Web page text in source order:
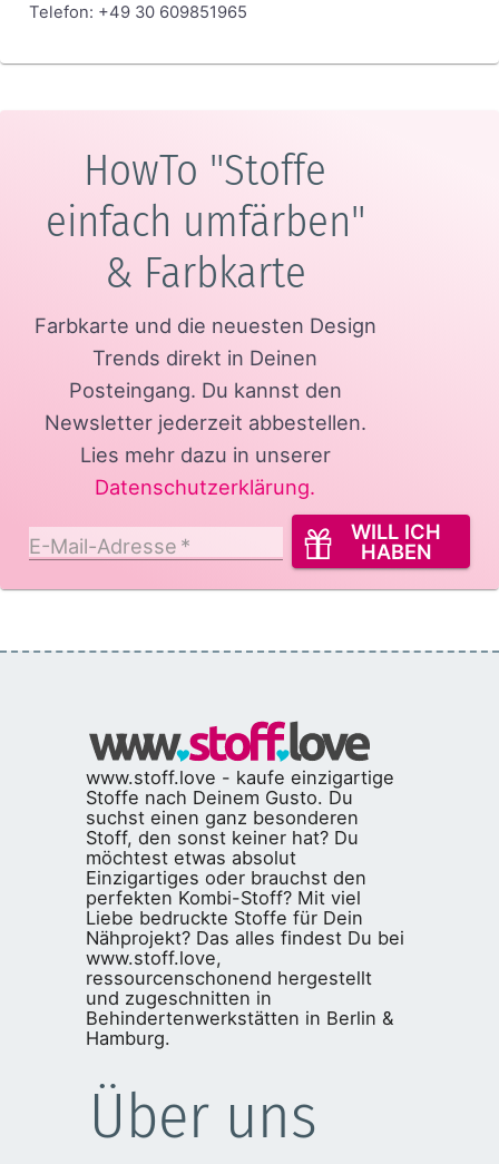
Telefon: +49 30 609851965
HowTo "Stoffe
einfach umfärben"
& Farbkarte
Farbkarte und die neuesten Design
Trends direkt in Deinen
Posteingang. Du kannst den
Newsletter jederzeit abbestellen.
Lies mehr dazu in unserer
Datenschutzerklärung.
E-Mail-Adresse *
WILL ICH
HABEN
www.stoff.love - kaufe einzigartige
Stoffe nach Deinem Gusto. Du
suchst einen ganz besonderen
Stoff, den sonst keiner hat? Du
möchtest etwas absolut
Einzigartiges oder brauchst den
perfekten Kombi-Stoff? Mit viel
Liebe bedruckte Stoffe für Dein
Nähprojekt? Das alles findest Du bei
www.stoff.love,
ressourcenschonend hergestellt
und zugeschnitten in
Behindertenwerkstätten in Berlin &
Hamburg.
Über uns